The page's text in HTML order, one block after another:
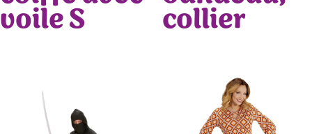
voile S collier